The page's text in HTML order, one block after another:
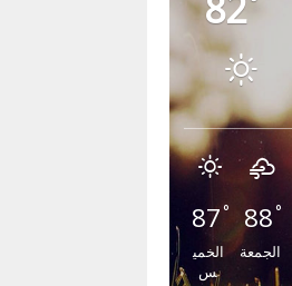
87°
الخمي
س
88°
الجمعة